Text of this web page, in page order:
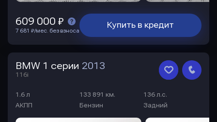
Купить в кредит
609 000 ₽
7 681 ₽/мес. без взноса
BMW 1 серии 2013
116i
1.6 л 133 891 км.
136 л.с.
АКПП
Бензин Задний